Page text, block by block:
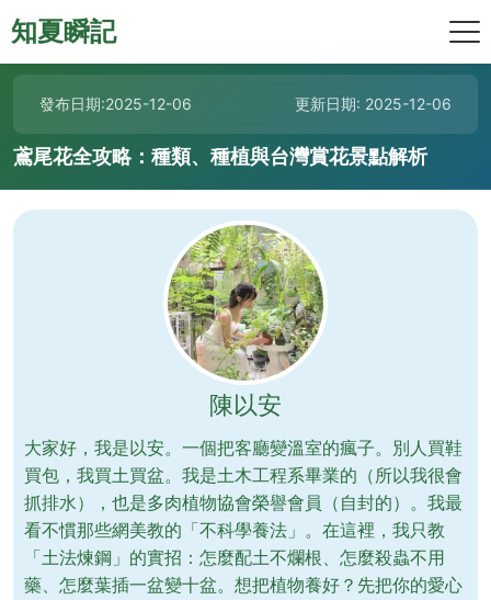
知夏瞬記
發布日期:2025-12-06 更新日期: 2025-12-06
鳶尾花全攻略：種類、種植與台灣賞花景點解析
陳以安
大家好，我是以安。一個把客廳變溫室的瘋子。別人買鞋
買包，我買土買盆。我是土木工程系畢業的（所以我很會
抓排水），也是多肉植物協會榮譽會員（自封的）。我最
看不慣那些網美教的「不科學養法」。在這裡，我只教
「土法煉鋼」的實招：怎麼配土不爛根、怎麼殺蟲不用
藥、怎麼葉插一盆變十盆。想把植物養好？先把你的愛心